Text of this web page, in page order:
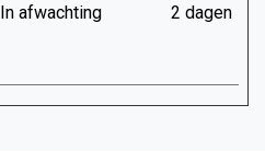
In afwachting 2 dagen